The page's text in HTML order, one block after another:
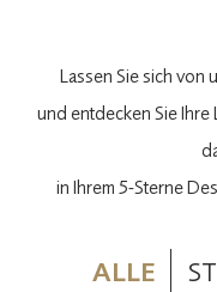
Lassen Sie sich
und entdecken Sie Ihre
in Ihrem 5-Sterne
ALLE